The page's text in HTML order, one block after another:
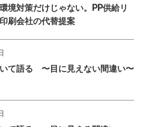
境対策だけじゃない。PP供給リ
刷会社の代替提案
て語る 〜目に見えない間違い〜